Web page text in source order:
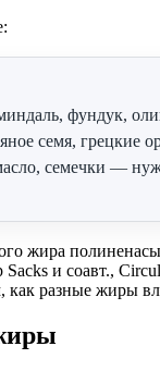
фундук,
семя, грецкие
семечки —
жира
Sacks и соавт.,
разные жиры